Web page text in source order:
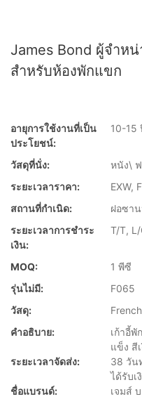
James Bond ผู้จำห
สำหรับห้องพักแขก
อายุการใช้งานที่เป็น
ประโยชน์:
10-15
วัสดุที่นั่ง:
หนัง\
ระยะเวลาราคา:
EXW,
สถานที่กำเนิด:
ฝอซา
ระยะเวลาการชำระ
เงิน:
T/T,
MOQ:
1 พีซี
รุ่นไม่มี:
F065
วัสดุ:
คำอธิบาย:
เก้าอี้พั
แข็ง สี
ระยะเวลาจัดส่ง:
38 วัน
ได้รับเ
ชื่อแบรนด์:
เจมส์